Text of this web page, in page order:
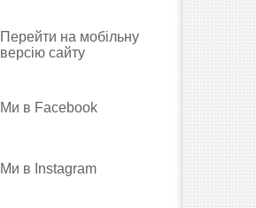
Перейти на мобільну
версію сайту
Ми в Facebook
Ми в Instagram